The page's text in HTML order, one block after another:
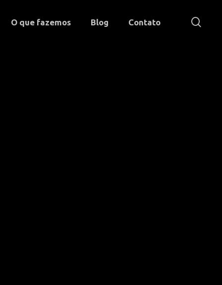
O que fazemos Blog Contato